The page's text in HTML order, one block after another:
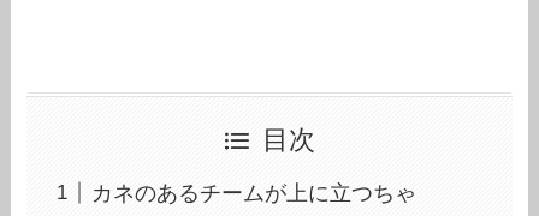
目次
カネのあるチームが上に立つちゃ